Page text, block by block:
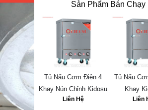
Sản Phẩm Bán Chạy
Tủ Nấu Cơm Điện 4
Khay Nún Chỉnh Kidosu
Liên Hệ
Tủ Nấu
Khay
Liên